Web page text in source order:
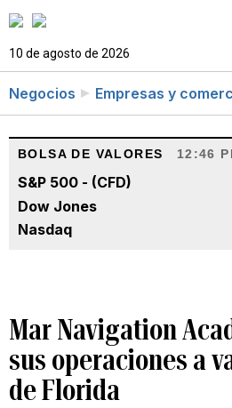
10 de agosto de 2026
Negocios Empresas y
BOLSA DE VALORES 12:46
S&P 500 - (CFD)
Dow Jones
Nasdaq
Mar Navigation
sus operaciones a
de Florida